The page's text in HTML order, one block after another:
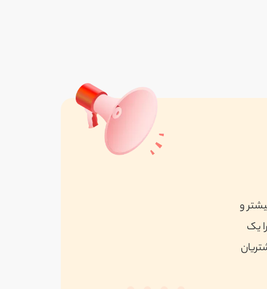
مشاهده همه
و
یک